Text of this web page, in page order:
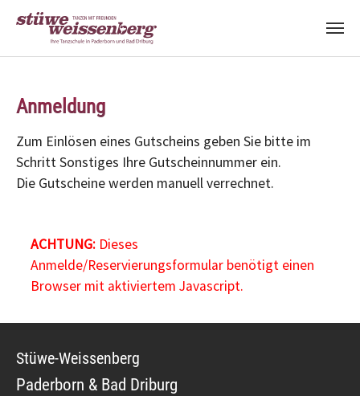
Anmeldung
Zum Einlösen eines Gutscheins geben Sie bitte im
Schritt Sonstiges Ihre Gutscheinnummer ein.
Die Gutscheine werden manuell verrechnet.
ACHTUNG:Dieses
Anmelde/Reservierungsformular benötigt einen
Browser mit aktiviertem Javascript.
Stüwe-Weissenberg
Paderborn & Bad Driburg